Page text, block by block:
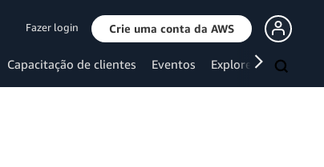
Fazer login Crie uma conta da AWS
Capacitação de clientes Eventos Explore mais